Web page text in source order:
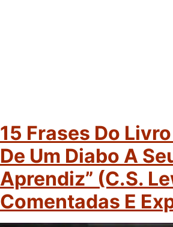
15 Frases Do
De Um Diabo A
Aprendiz” (C.S.
Comentadas E